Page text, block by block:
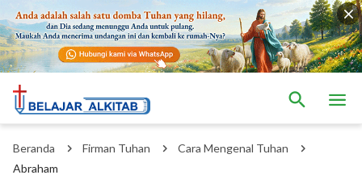
Beranda Firman Tuhan
Cara Mengenal Tuhan
Abraham